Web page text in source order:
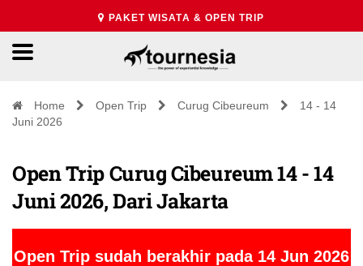
PAKET WISATA & OPEN TRIP
Home Open Trip Curug Cibeureum
14 - 14
Juni 2026
Open Trip Curug Cibeureum 14 - 14
Juni 2026, Dari Jakarta
Open Trip sudah berakhir pada 14 Jun 2026